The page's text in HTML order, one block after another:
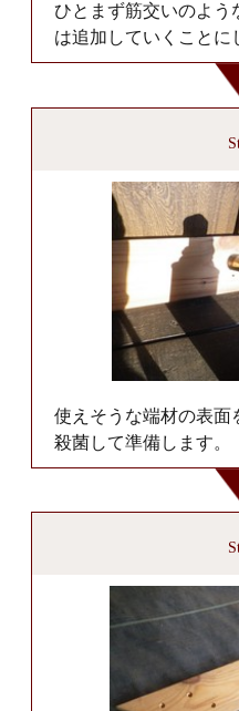
ひとまず筋交いのよう
は追加していくことに
使えそうな端材の表面
殺菌して準備します。